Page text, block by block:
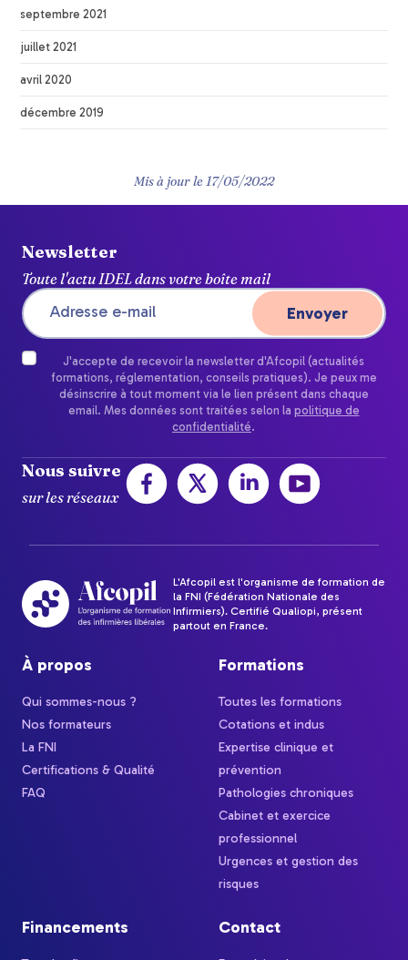
septembre 2021
juillet 2021
avril 2020
décembre 2019
Mis à jour le 17/05/2022
Newsletter
Toute l'actu IDEL dans votre boîte mail
J'accepte de recevoir la newsletter d'Afcopil (actualités
formations, réglementation, conseils pratiques). Je peux me
désinscrire à tout moment via le lien présent dans chaque
email. Mes données sont traitées selon la politique de
confidentialité.
Nous suivre
sur les réseaux
L'Afcopil est l'organisme de formation de
la FNI (Fédération Nationale des
Infirmiers). Certifié Qualiopi, présent
partout en France.
À propos
Qui sommes-nous ?
Nos formateurs
La FNI
Certifications & Qualité
FAQ
Formations
Toutes les formations
Cotations et indus
Expertise clinique et
prévention
Pathologies chroniques
Cabinet et exercice
professionnel
Urgences et gestion des
risques
Financements Contact